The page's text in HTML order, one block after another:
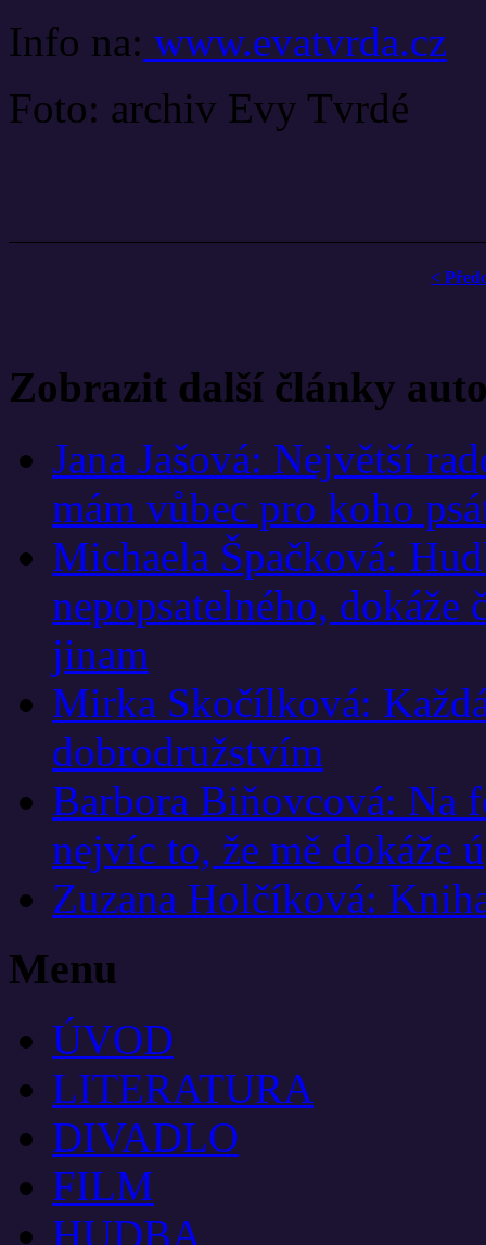
Info na: www.evatvrda.cz
Foto: archiv Evy Tvrdé
<
Zobrazit další články
Jana Jašová: Největší
mám vůbec pro koho
Michaela Špačková:
nepopsatelného,
jinam
Mirka Skočílková:
dobrodružstvím
Barbora Biňovcová: Na
nejvíc to, že mě dokáže
Zuzana Holčíková:
Menu
ÚVOD
LITERATURA
DIVADLO
FILM
HUDBA